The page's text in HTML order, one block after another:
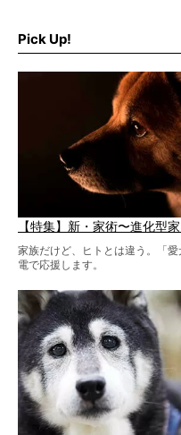
Pick Up!
【特集】新・家術〜進化型
家族だけど、ヒトとは違う。「
電で応援します。